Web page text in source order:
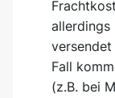
allerdings
versendet
Fall
(z.B. bei